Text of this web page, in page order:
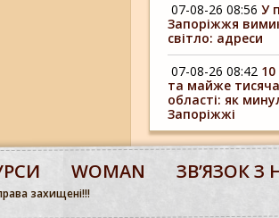
07-08-26 08:56 У
Запоріжжя
світло: адреси
07-08-26 08:42
та майже
області: як
Запоріжжі
WOMAN ЗВʼЯЗОК З
захищені!!!